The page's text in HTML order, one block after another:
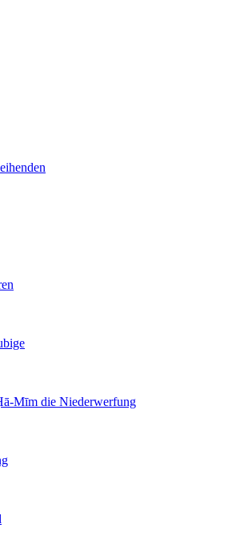
Mīm die Niederwerfung